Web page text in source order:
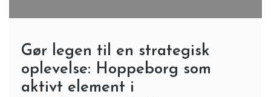
Gør legen til en strategisk
oplevelse: Hoppeborg som
aktivt element i